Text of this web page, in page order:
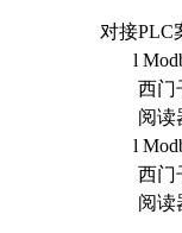
对接PLC
l
西门
阅读
l
西门
阅读